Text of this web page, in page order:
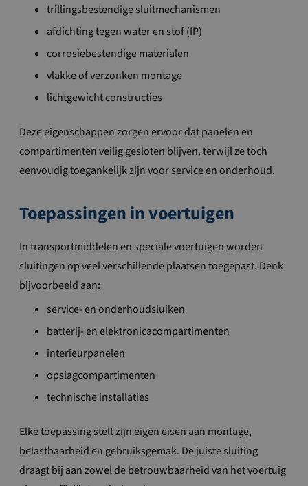
trillingsbestendige sluitmechanismen
afdichting tegen water en stof (IP)
corrosiebestendige materialen
vlakke of verzonken montage
lichtgewicht constructies
Deze eigenschappen zorgen ervoor dat panelen en
compartimenten veilig gesloten blijven, terwijl ze toch
eenvoudig toegankelijk zijn voor service en onderhoud.
Toepassingen in voertuigen
In transportmiddelen en speciale voertuigen worden
sluitingen op veel verschillende plaatsen toegepast. Denk
bijvoorbeeld aan:
service- en onderhoudsluiken
batterij- en elektronicacompartimenten
interieurpanelen
opslagcompartimenten
technische installaties
Elke toepassing stelt zijn eigen eisen aan montage,
belastbaarheid en gebruiksgemak. De juiste sluiting
draagt bij aan zowel de betrouwbaarheid van het voertuig